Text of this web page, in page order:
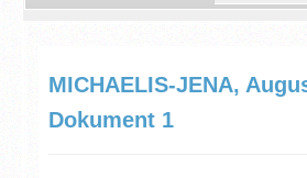
MICHAELIS-JENA,
Dokument 1